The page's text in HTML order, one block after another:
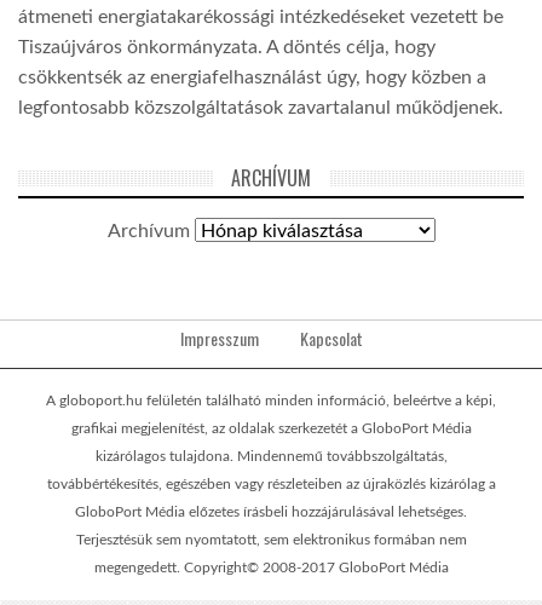
átmeneti energiatakarékossági intézkedéseket vezetett be
Tiszaújváros önkormányzata. A döntés célja, hogy
csökkentsék az energiafelhasználást úgy, hogy közben a
legfontosabb közszolgáltatások zavartalanul működjenek.
ARCHÍVUM
Archívum
Impresszum Kapcsolat
A globoport.hu felületén található minden információ, beleértve a képi,
grafikai megjelenítést, az oldalak szerkezetét a GloboPort Média
kizárólagos tulajdona. Mindennemű továbbszolgáltatás,
továbbértékesítés, egészében vagy részleteiben az újraközlés kizárólag a
GloboPort Média előzetes írásbeli hozzájárulásával lehetséges.
Terjesztésük sem nyomtatott, sem elektronikus formában nem
megengedett. Copyright© 2008-2017 GloboPort Média